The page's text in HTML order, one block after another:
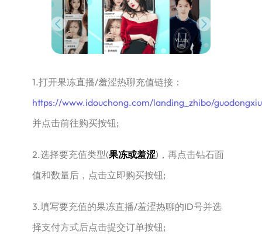
1.打开果冻直播/羞涩热聊充值链接：
https://www.idouchong.com/landing_zhibo/
并点击前往购买按钮;
2.选择要充值类型(果冻或羞涩)，再点击钻石面
值和数量后，点击立即购买按钮;
3.填写要充值的果冻直播/羞涩热聊的ID号并选
择支付方式后点击提交订单按钮;